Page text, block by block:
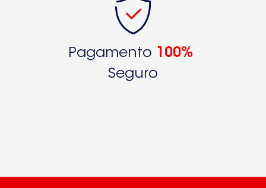
Pagamento
100%
Seguro